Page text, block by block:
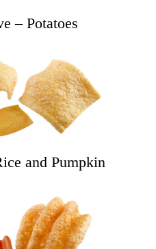
– Potatoes
and Pumpkin